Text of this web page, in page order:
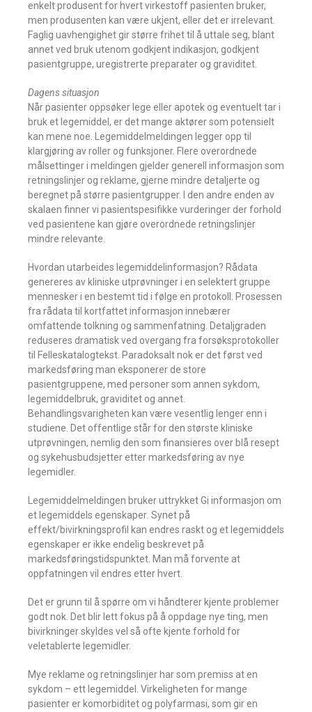
enkelt produsent for hvert virkestoff pasienten bruker,
men produsenten kan være ukjent, eller det er irrelevant.
Faglig uavhengighet gir større frihet til å uttale seg, blant
annet ved bruk utenom godkjent indikasjon, godkjent
pasientgruppe, uregistrerte preparater og graviditet.
Dagens situasjon
Når pasienter oppsøker lege eller apotek og eventuelt tar i
bruk et legemiddel, er det mange aktører som potensielt
kan mene noe. Legemiddelmeldingen legger opp til
klargjøring av roller og funksjoner. Flere overordnede
målsettinger i meldingen gjelder generell informasjon som
retningslinjer og reklame, gjerne mindre detaljerte og
beregnet på større pasientgrupper. I den andre enden av
skalaen finner vi pasientspesifikke vurderinger der forhold
ved pasientene kan gjøre overordnede retningslinjer
mindre relevante.
Hvordan utarbeides legemiddelinformasjon? Rådata
genereres av kliniske utprøvninger i en selektert gruppe
mennesker i en bestemt tid i følge en protokoll. Prosessen
fra rådata til kortfattet informasjon innebærer
omfattende tolkning og sammenfatning. Detaljgraden
reduseres dramatisk ved overgang fra forsøksprotokoller
til Felleskatalogtekst. Paradoksalt nok er det først ved
markedsføring man eksponerer de store
pasientgruppene, med personer som annen sykdom,
legemiddelbruk, graviditet og annet.
Behandlingsvarigheten kan være vesentlig lenger enn i
studiene. Det offentlige står for den største kliniske
utprøvningen, nemlig den som finansieres over blå resept
og sykehusbudsjetter etter markedsføring av nye
legemidler.
Legemiddelmeldingen bruker uttrykket Gi informasjon om
et legemiddels egenskaper. Synet på
effekt/bivirkningsprofil kan endres raskt og et legemiddels
egenskaper er ikke endelig beskrevet på
markedsføringstidspunktet. Man må forvente at
oppfatningen vil endres etter hvert.
Det er grunn til å spørre om vi håndterer kjente problemer
godt nok. Det blir lett fokus på å oppdage nye ting, men
bivirkninger skyldes vel så ofte kjente forhold for
veletablerte legemidler.
Mye reklame og retningslinjer har som premiss at en
sykdom – ett legemiddel. Virkeligheten for mange
pasienter er komorbiditet og polyfarmasi, som gir en